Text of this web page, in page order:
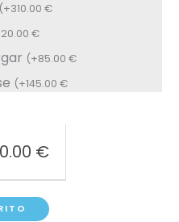
(+310.00€
€
(+85.00€
(+145.00€
0.00 €